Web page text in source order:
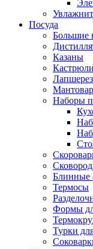
Посуда
Большие
Казаны
Кастрюли
Наборы
Блинные
Термосы
Формы
Турки